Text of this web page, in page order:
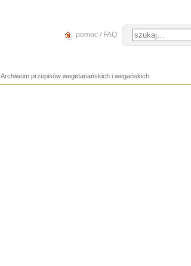
pomoc / FAQ
Archiwum przepisów wegetariańskich i wegańskich